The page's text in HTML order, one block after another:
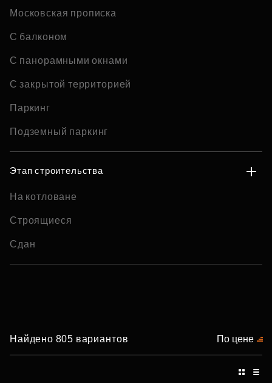
Московская прописка
С балконом
С панорамными окнами
С закрытой территорией
Паркинг
Подземный паркинг
Этап строительства
На котловане
Строящиеся
Сдан
Найдено 805 вариантов По цене